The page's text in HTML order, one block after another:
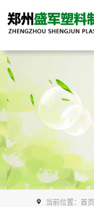
当前位置： 首页